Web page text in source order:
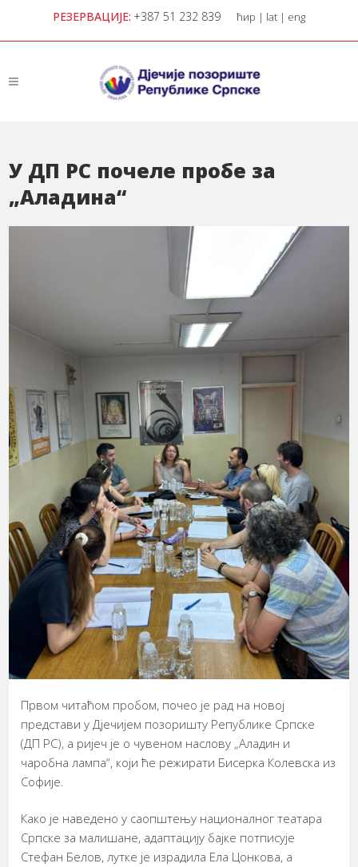
РЕЗЕРВАЦИЈЕ: +387 51 232 839 ћир | lat | eng
У ДП РС почеле пробе за
„Аладина“
Првом читаћом пробом, почео је рад на новој
представи у Дјечијем позоришту Републике Српске
(ДП РС), а ријеч је о чувеном наслову „Аладин и
чаробна лампа“, који ће режирати Бисерка Колевска из
Софије.
Како је наведено у саопштењу националног театара
Српске за малишане, адаптацију бајке потписује
Стефан Белов, лутке је израдила Ела Цонкова, а